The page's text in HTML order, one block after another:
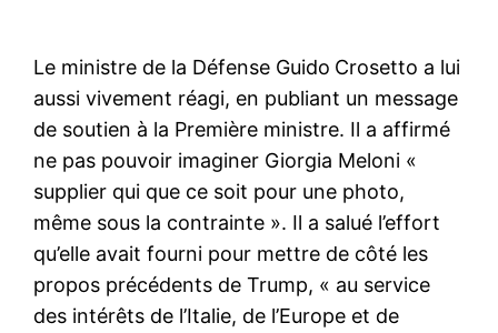
Le ministre de la Défense Guido Crosetto a lui
aussi vivement réagi, en publiant un message
de soutien à la Première ministre. Il a affirmé
ne pas pouvoir imaginer Giorgia Meloni «
supplier qui que ce soit pour une photo,
même sous la contrainte ». Il a salué l’effort
qu’elle avait fourni pour mettre de côté les
propos précédents de Trump, « au service
des intérêts de l’Italie, de l’Europe et de